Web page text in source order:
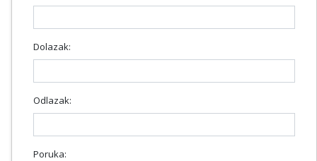
Dolazak:
Odlazak:
Poruka: